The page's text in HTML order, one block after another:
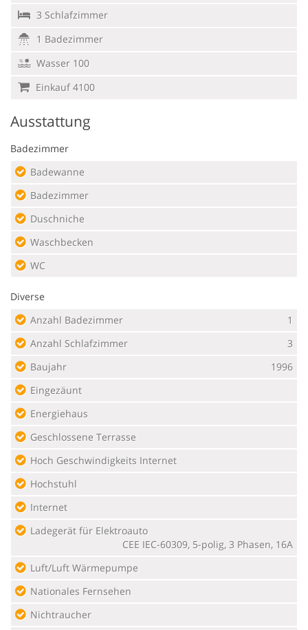
3 Schlafzimmer
1 Badezimmer
Wasser 100
Einkauf 4100
Ausstattung
Badezimmer
Badewanne
Badezimmer
Duschniche
Waschbecken
WC
Diverse
Anzahl Badezimmer
1
Anzahl Schlafzimmer
3
Baujahr
1996
Eingezäunt
Energiehaus
Geschlossene Terrasse
Hoch Geschwindigkeits Internet
Hochstuhl
Internet
Ladegerät für Elektroauto
CEE IEC-60309, 5-polig, 3 Phasen, 16A
Luft/Luft Wärmepumpe
Nationales Fernsehen
Nichtraucher